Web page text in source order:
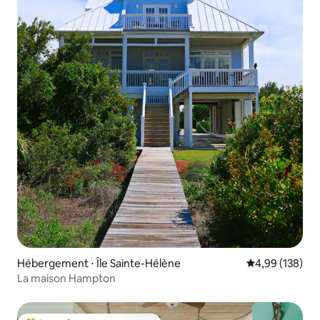
Hébergement ⋅ Île Sainte-Hélène Évaluation
4,99 (138)
La maison Hampton